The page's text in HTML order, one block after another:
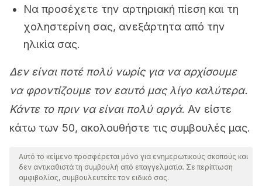
Να προσέχετε την αρτηριακή πίεση και τη
χοληστερίνη σας, ανεξάρτητα από την
ηλικία σας.
Δεν είναι ποτέ πολύ νωρίς για να αρχίσουμε
να φροντίζουμε τον εαυτό μας λίγο καλύτερα.
Κάντε το πριν να είναι πολύ αργά. Αν είστε
κάτω των 50, ακολουθήστε τις συμβουλές μας.
Αυτό το κείμενο προσφέρεται μόνο για ενημερωτικούς σκοπούς και
δεν αντικαθιστά τη συμβουλή από επαγγελματία. Σε περίπτωση
αμφιβολίας, συμβουλευτείτε τον ειδικό σας.